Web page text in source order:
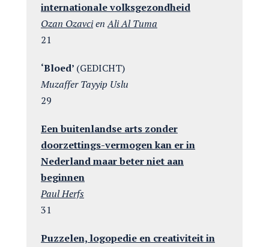
internationale volksgezondheid
Ozan OzavcienAli Al Tuma
21
‘Bloed’ (GEDICHT)
Muzaffer Tayyip Uslu
29
Een buitenlandse arts zonder
doorzettings-vermogen kan er in
Nederland maar beter niet aan
beginnen
Paul Herfs
31
Puzzelen, logopedie en creativiteit in